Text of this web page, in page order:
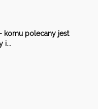
komu polecany jest
i...